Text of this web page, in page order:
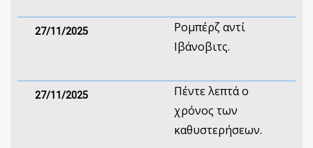
27/11/2025
Ρομπέρζ αντί
Ιβάνοβιτς.
27/11/2025
Πέντε λεπτά ο
χρόνος των
καθυστερήσεων.